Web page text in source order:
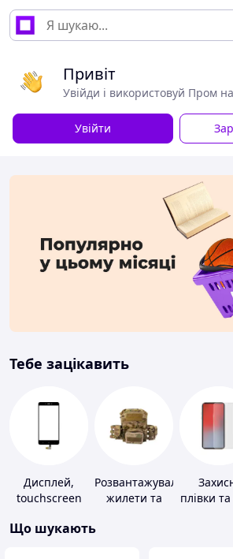
Привіт
Увійди і використовуй Пром
Увійти
Тебе зацікавить
Дисплей,
touchscreen
Розвантажувальні
жилети та
плівки
Що шукають